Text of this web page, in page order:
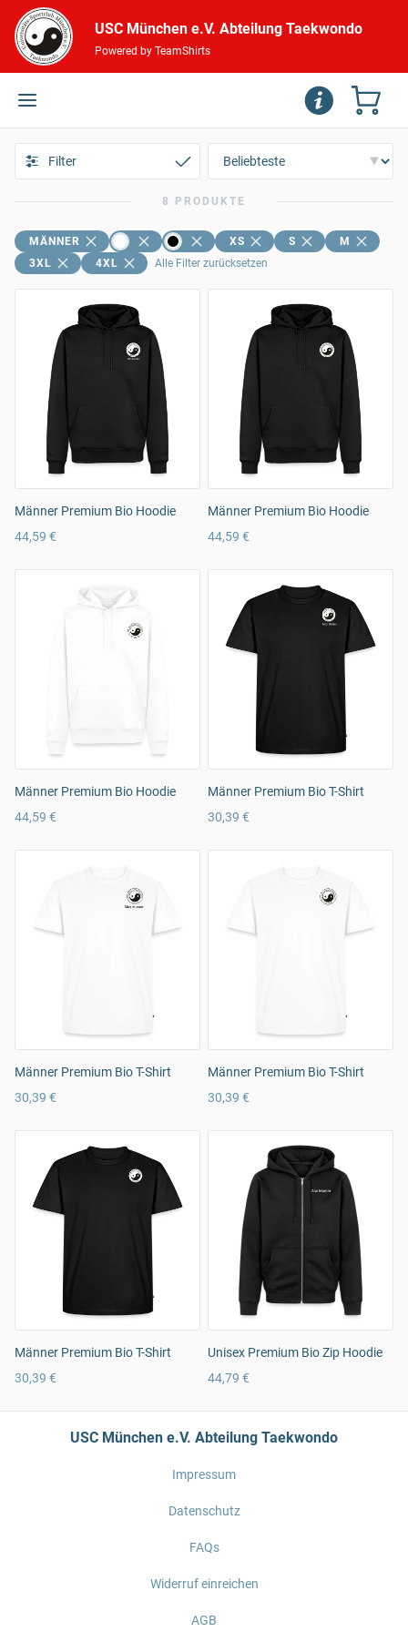
USC München e.V. Abteilung Taekwondo
Powered by TeamShirts
Filter
8 PRODUKTE
MÄNNER XS S
M
3XL
4XL Alle Filter zurücksetzen
Männer Premium Bio Hoodie
44,59 €
Männer Premium Bio Hoodie
44,59 €
Männer Premium Bio Hoodie
44,59 €
Männer Premium Bio T-Shirt
30,39 €
Männer Premium Bio T-Shirt
30,39 €
Männer Premium Bio T-Shirt
30,39 €
Männer Premium Bio T-Shirt
30,39 €
Unisex Premium Bio Zip Hoodie
44,79 €
USC München e.V. Abteilung Taekwondo
Impressum
Datenschutz
FAQs
Widerruf einreichen
AGB